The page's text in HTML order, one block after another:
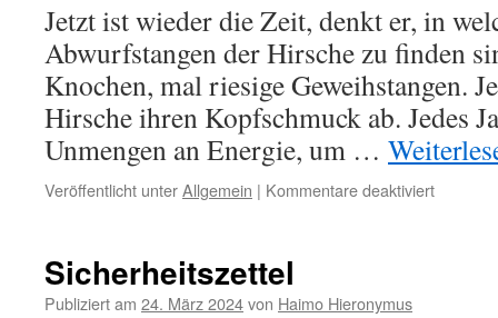
Jetzt ist wieder die Zeit, denkt er, in
Abwurfstangen der Hirsche zu finden
Knochen, mal riesige Geweihstangen.
Hirsche ihren Kopfschmuck ab. Jedes
Unmengen an Energie, um …
Veröffentlicht unterAllgemein | Kommentare deaktiviertfür
Sicherheitszettel
Publiziert am 24. März 2024von Haimo Hieronymus